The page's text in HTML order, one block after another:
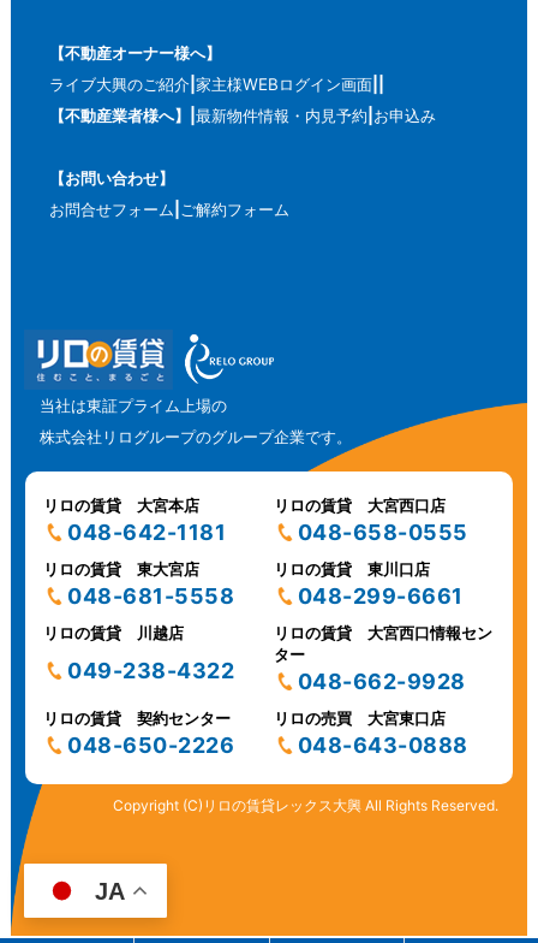
【不動産オーナー様へ】
ライブ大興のご紹介 家主様WEBログイン画面
【不動産業者様へ】
最新物件情報・内見予約 お申込み
【お問い合わせ】
お問合せフォーム ご解約フォーム
当社は東証プライム上場の
株式会社リログループのグループ企業です。
リロの賃貸 大宮本店
048-642-1181
リロの賃貸 大宮西口店
048-658-0555
リロの賃貸 東大宮店
048-681-5558
リロの賃貸 東川口店
048-299-6661
リロの賃貸 川越店
049-238-4322
リロの賃貸 大宮西口情報セン
ター
048-662-9928
リロの賃貸 契約センター
048-650-2226
リロの売買 大宮東口店
048-643-0888
Copyright (C)リロの賃貸レックス大興 All Rights Reserved.
JA